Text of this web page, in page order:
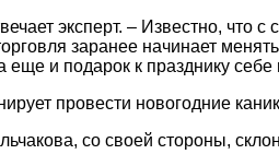
эксперт. – Известно, что с
заранее начинает
и подарок к празднику себе
провести новогодние
со своей стороны,